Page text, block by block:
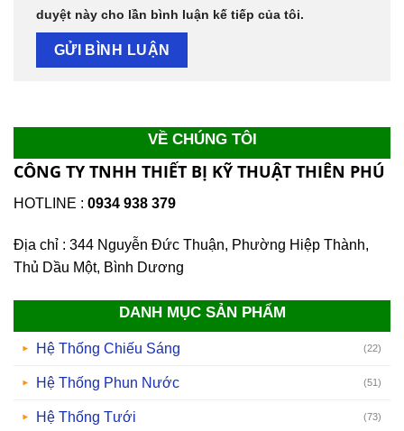
duyệt này cho lần bình luận kế tiếp của tôi.
VỀ CHÚNG TÔI
CÔNG TY TNHH THIẾT BỊ KỸ THUẬT THIÊN PHÚ
HOTLINE : 0934 938 379
Địa chỉ : 344 Nguyễn Đức Thuận, Phường Hiệp Thành,
Thủ Dầu Một, Bình Dương
DANH MỤC SẢN PHẨM
Hệ Thống Chiếu Sáng (22)
Hệ Thống Phun Nước (51)
Hệ Thống Tưới (73)